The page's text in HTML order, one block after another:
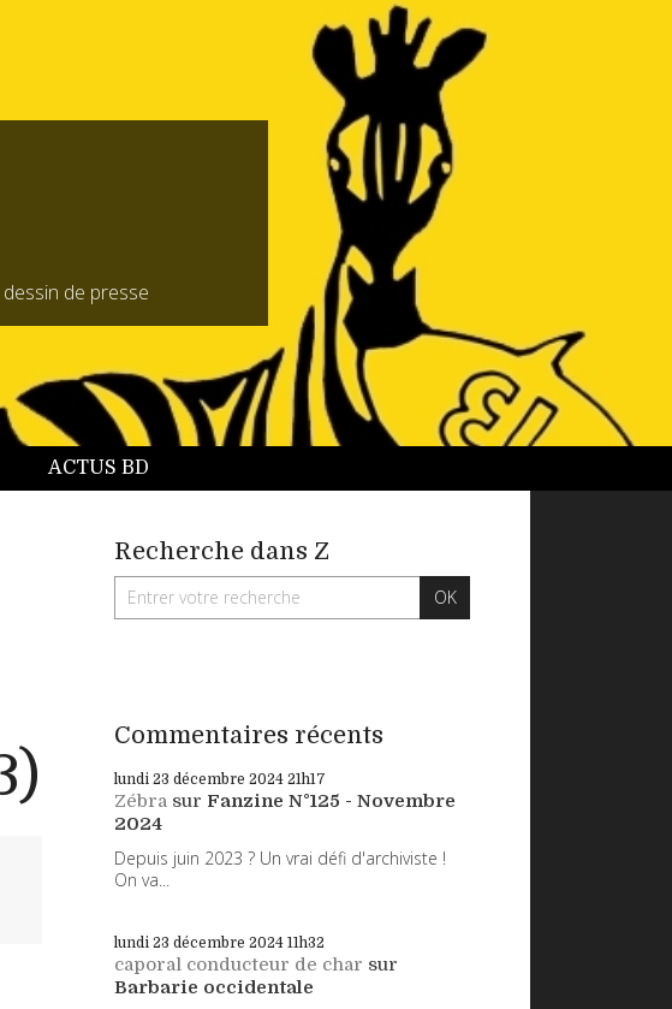
de presse
ACTUS BD
Recherche dans Z
Commentaires récents
lundi 23 décembre 2024 21h17
Zébra sur Fanzine N°125 - Novembre
2024
Depuis juin 2023 ? Un vrai défi d'archiviste !
On va...
lundi 23 décembre 2024 11h32
caporal conducteur de char sur
Barbarie occidentale